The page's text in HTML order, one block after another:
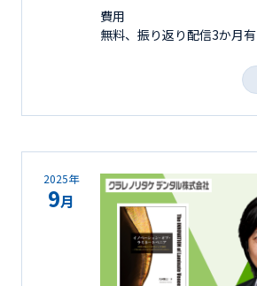
費用
無料、振り返り配信3か月有
2025年
9月